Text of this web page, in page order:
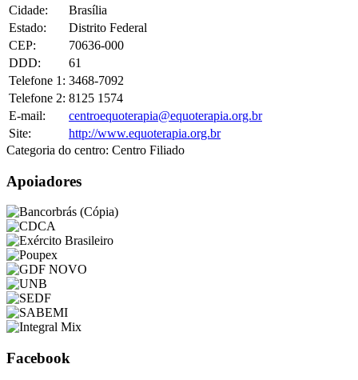
Cidade:
Brasília
Estado:
Distrito Federal
CEP:
70636-000
DDD:
61
Telefone 1: 3468-7092
Telefone 2: 8125 1574
E-mail:
centroequoterapia@equoterapia.org.br
Site:
http://www.equoterapia.org.br
Categoria do centro: Centro Filiado
Apoiadores
Facebook